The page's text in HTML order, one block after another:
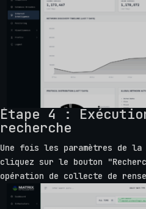
Étape 4 :
recherche
Une fois les paramètres de
cliquez sur le bouton
opération de collecte de